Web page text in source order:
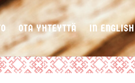
OTA YHTEYTTÄ IN ENGLISH